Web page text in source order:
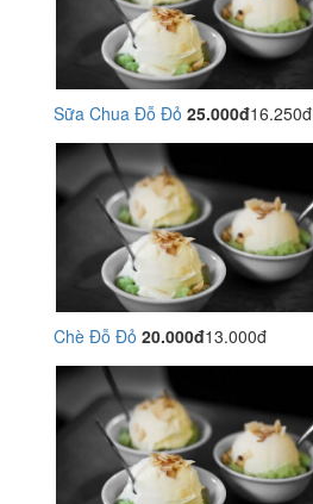
Sữa Chua Đỗ Đỏ 25.000đ16.250đ
Chè Đỗ Đỏ 20.000đ13.000đ